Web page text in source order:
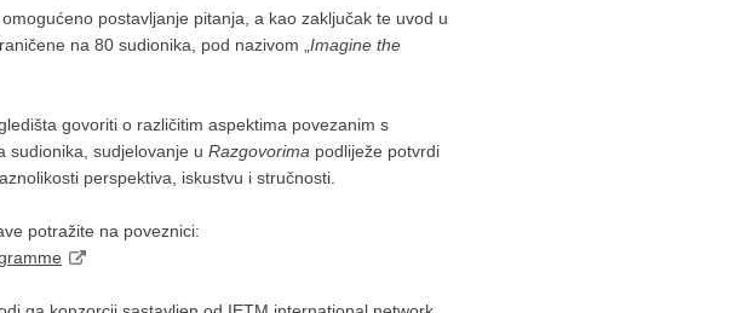
postavljanje pitanja, a kao zaključak te uvod u
na 80 sudionika, pod nazivom „ Imagine the
govoriti o različitim aspektima povezanim s
sudionika, sudjelovanje u Razgovorima podliježe potvrdi
perspektiva, iskustvu i stručnosti.
potražite na poveznici: